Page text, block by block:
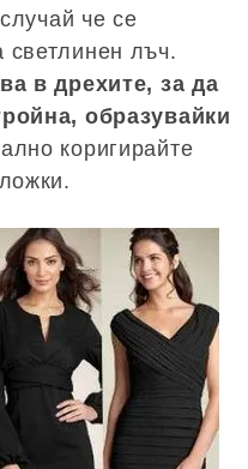
че се
лъч.
в дрехите, за да
образувайки
коригирайте